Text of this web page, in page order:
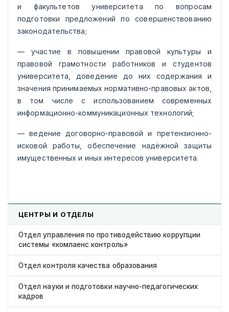
и факультетов университета по вопросам
подготовки предложений по совершенствованию
законодательства;
— участие в повышении правовой культуры и
правовой грамотности работников и студентов
университета, доведение до них содержания и
значения принимаемых нормативно-правовых актов,
в том числе с использованием современных
информационно-коммуникационных технологий;
— ведение договорно-правовой и претензионно-
исковой работы, обеспечение надёжной защиты
имущественных и иных интересов университета.
ЦЕНТРЫ И ОТДЕЛЫ
Отдел управления по противодействию коррупции
системы «комлаенс контроль»
Отдел контроля качества образования
Отдел науки и подготовки научно-педагогических
кадров